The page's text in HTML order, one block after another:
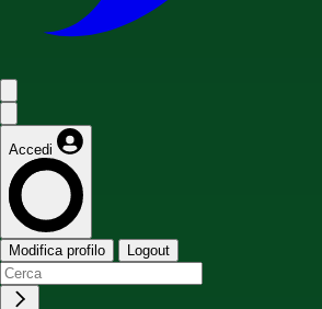
Accedi
Modifica profilo Logout